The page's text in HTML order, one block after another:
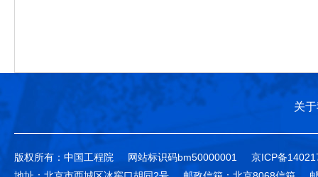
关
版权所有：中国工程院 网站标识码bm50000001
京ICP备